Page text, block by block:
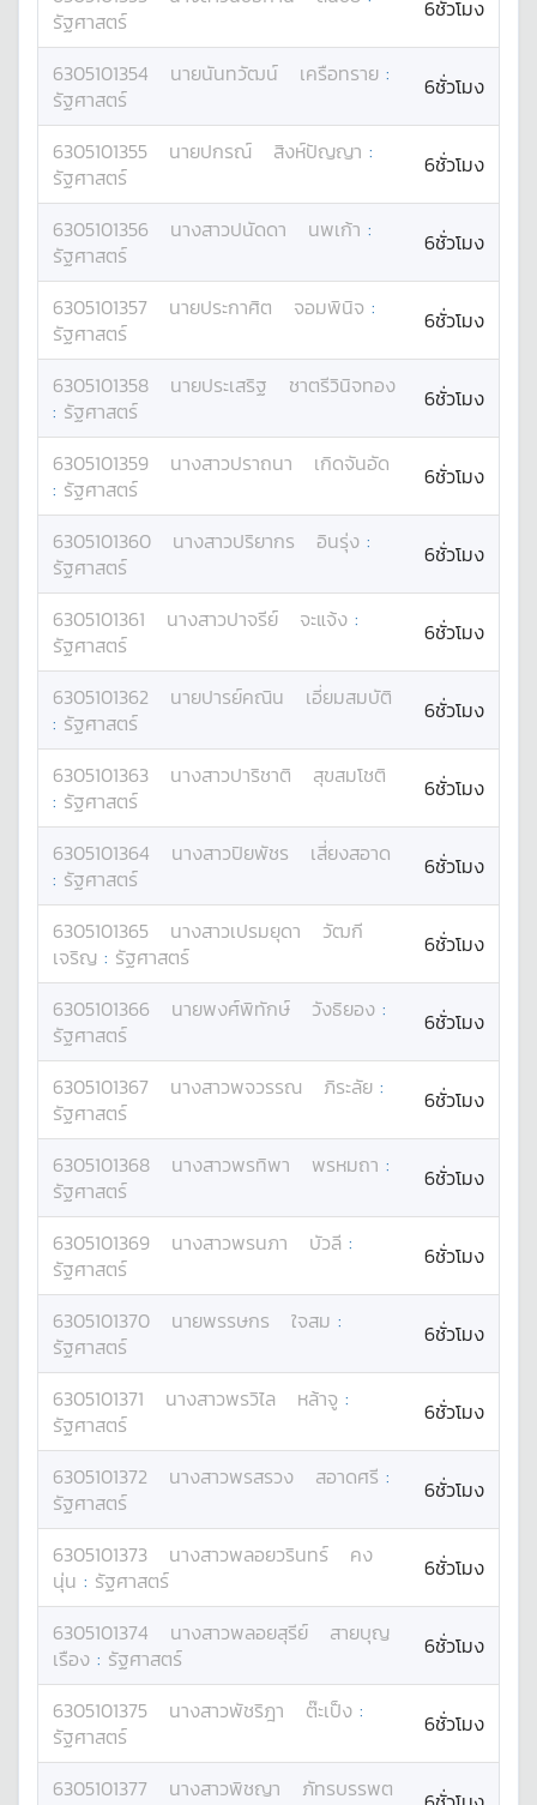
รัฐศาสตร์
6ชั่วโมง
6305101354 นายนันทวัฒน์ เครือทราย :
รัฐศาสตร์
6ชั่วโมง
6305101355 นายปกรณ์ สิงห์ปัญญา :
รัฐศาสตร์
6ชั่วโมง
6305101356 นางสาวปนัดดา นพเก้า :
รัฐศาสตร์
6ชั่วโมง
6305101357 นายประกาศิต จอมพินิจ :
รัฐศาสตร์
6ชั่วโมง
6305101358 นายประเสริฐ
ชาตรีวินิจทอง
: รัฐศาสตร์ 6ชั่วโมง
6305101359 นางสาวปราถนา
เกิดจันอัด
: รัฐศาสตร์ 6ชั่วโมง
6305101360 นางสาวปริยากร อินรุ่ง :
รัฐศาสตร์
6ชั่วโมง
6305101361 นางสาวปาจรีย์ จะแจ้ง :
รัฐศาสตร์
6ชั่วโมง
6305101362 นายปารย์คณิน
เอี่ยมสมบัติ
: รัฐศาสตร์ 6ชั่วโมง
6305101363 นางสาวปาริชาติ
สุขสมโชติ
: รัฐศาสตร์ 6ชั่วโมง
6305101364 นางสาวปิยพัชร
เสี่ยงสอาด
: รัฐศาสตร์ 6ชั่วโมง
6305101365 นางสาวเปรมยุดา
วัฒกี
เจริญ : รัฐศาสตร์ 6ชั่วโมง
6305101366 นายพงศ์พิทักษ์ วังธิยอง :
รัฐศาสตร์
6ชั่วโมง
6305101367 นางสาวพจวรรณ ภิระลัย :
รัฐศาสตร์
6ชั่วโมง
6305101368 นางสาวพรทิพา พรหมถา :
รัฐศาสตร์
6ชั่วโมง
6305101369 นางสาวพรนภา บัวลี :
รัฐศาสตร์
6ชั่วโมง
6305101370 นายพรรษกร ใจสม :
รัฐศาสตร์
6ชั่วโมง
6305101371 นางสาวพรวิไล หล้าจู :
รัฐศาสตร์
6ชั่วโมง
6305101372 นางสาวพรสรวง สอาดศรี :
รัฐศาสตร์
6ชั่วโมง
6305101373 นางสาวพลอยวรินทร์
คง
นุ่น : รัฐศาสตร์ 6ชั่วโมง
6305101374 นางสาวพลอยสุรีย์
สายบุญ
เรือง : รัฐศาสตร์ 6ชั่วโมง
6305101375 นางสาวพัชริฎา ต๊ะเป็ง :
รัฐศาสตร์
6ชั่วโมง
6305101377 นางสาวพิชญา
ภัทรบรรพต